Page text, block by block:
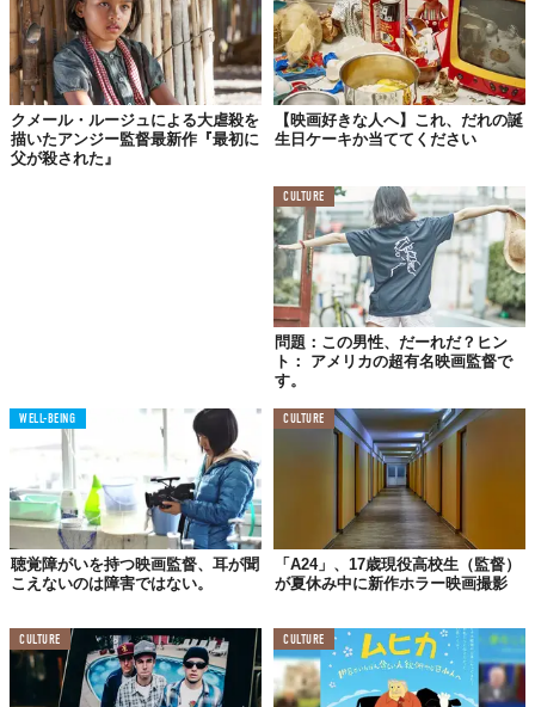
ということでしょうか。
紀里谷そうですね。たぶん、両親に対してだけは執着が捨
てきれていないのでしょう。両親、特に父は大企業の社長を
やっていますが、何事にも執着がないんです。両親は、本当
に明日死んでも構わない、幸せだと言っているのですけれ
ど、私はそれを受け入れられない。いつまでたっても自分は
ご両親とはよく話をされるのですか。また、ご両親は
紀里谷さんの仕事についてどうおっしゃっているのですか？
特に母親はよく東京に来るし、電話もしています。
父は仕事の話しかできないので仕事の話をし、母とはたわい
のない話をしますね。両親とはなるべく時間を作ろうと思っ
父は映画のことを理解していないので、モーガン・フリーマ
ン主演のハリウッド映画を作ったと言ってもあまりピンとき
ていないようです。それよりはテレビに出る方がわかりやす
いようで、喜びます。母は理解していますけれど。両親は、
私が小さい頃から、会社を継がなくていい、好きなことをや
れと言ってくれていました。
見守られ、信用されていた
子ども時代
クメール・ルージュによる大虐殺を
描いたアンジー監督最新作『最初に
父が殺された』
【映画好きな人へ】これ、だれの誕
生日ケーキか当ててください
CULTURE
問題：この男性、だーれだ？ヒン
ト： アメリカの超有名映画監督で
す。
WELL-BEING
聴覚障がいを持つ映画監督、耳が聞
こえないのは障害ではない。
CULTURE
「A24」、17歳現役高校生（監督）
が夏休み中に新作ホラー映画撮影
CULTURE CULTURE